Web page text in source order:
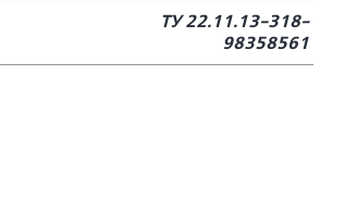
ТУ 22.11.13-318-
98358561